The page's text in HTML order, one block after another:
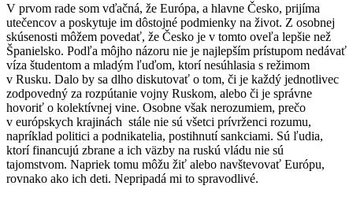
V prvom rade som vďačná, že Európa, a hlavne Česko, prijíma
utečencov a poskytuje im dôstojné podmienky na život. Z osobnej
skúsenosti môžem povedať, že Česko je v tomto oveľa lepšie než
Španielsko. Podľa môjho názoru nie je najlepším prístupom nedávať
víza študentom a mladým ľuďom, ktorí nesúhlasia s režimom
v Rusku. Dalo by sa dlho diskutovať o tom, či je každý jednotlivec
zodpovedný za rozpútanie vojny Ruskom, alebo či je správne
hovoriť o kolektívnej vine. Osobne však nerozumiem, prečo
v európskych krajinách stále nie sú všetci prívrženci rozumu,
napríklad politici a podnikatelia, postihnutí sankciami. Sú ľudia,
ktorí financujú zbrane a ich väzby na ruskú vládu nie sú
tajomstvom. Napriek tomu môžu žiť alebo navštevovať Európu,
rovnako ako ich deti. Nepripadá mi to spravodlivé.